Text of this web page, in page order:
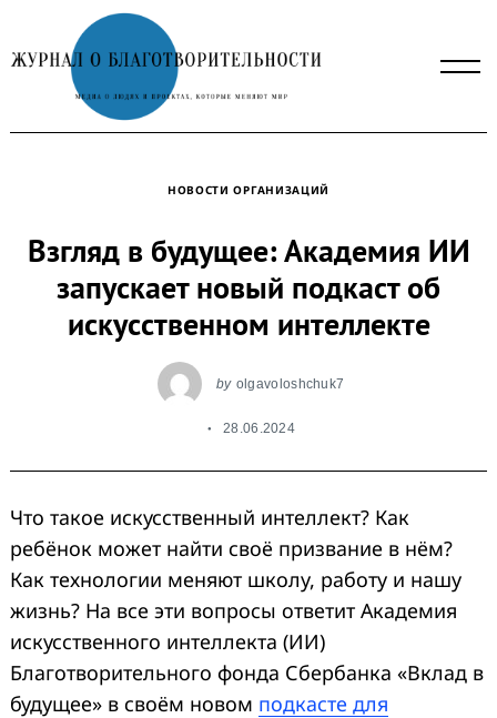
to
content
НОВОСТИ ОРГАНИЗАЦИЙ
Взгляд в будущее: Академия ИИ
запускает новый подкаст об
искусственном интеллекте
by olgavoloshchuk7
28.06.2024
Что такое искусственный интеллект? Как
ребёнок может найти своё призвание в нём?
Как технологии меняют школу, работу и нашу
жизнь? На все эти вопросы ответит Академия
искусственного интеллекта (ИИ)
Благотворительного фонда Сбербанка «Вклад в
будущее» в своём новом подкасте для